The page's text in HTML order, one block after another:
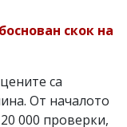
скок на
са
От началото
000 проверки,